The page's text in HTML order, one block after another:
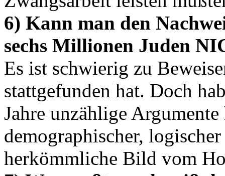
6) Kann man den
sechs Millionen Juden
Es ist schwierig zu
stattgefunden hat. Doch
Jahre unzählige
demographischer,
herkömmliche Bild vom